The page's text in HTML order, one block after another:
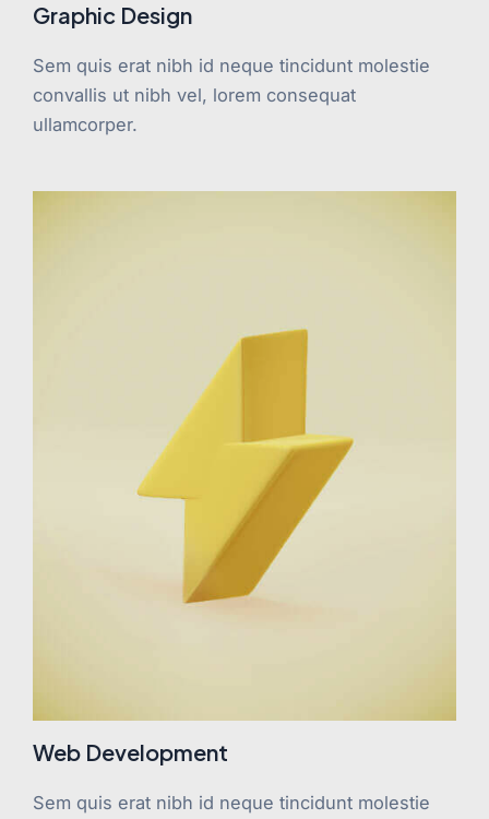
Graphic Design
Sem quis erat nibh id neque tincidunt molestie
convallis ut nibh vel, lorem consequat
ullamcorper.
Web Development
Sem quis erat nibh id neque tincidunt molestie